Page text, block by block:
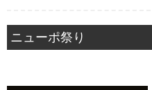
ニューポ祭り